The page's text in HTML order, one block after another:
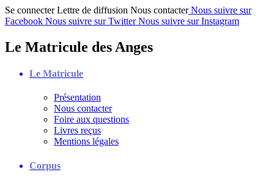
Se connecter Lettre de diffusion Nous contacter Nous suivre sur
Facebook Nous suivre sur Twitter Nous suivre sur Instagram
Le Matricule des Anges
Le Matricule
Présentation
Nous contacter
Foire aux questions
Livres reçus
Mentions légales
Corpus